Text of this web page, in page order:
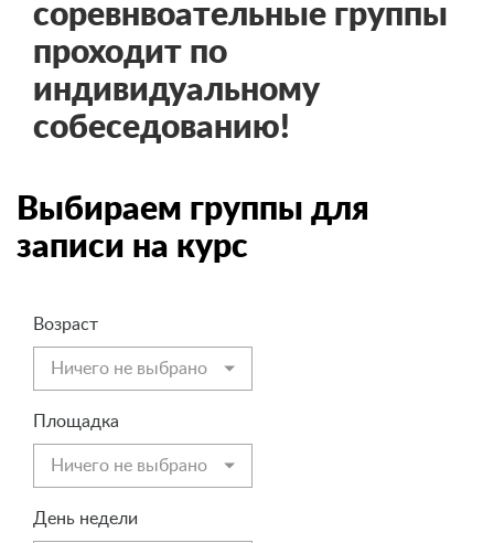
соревнвоательные группы
проходит по
индивидуальному
собеседованию!
Выбираем группы для
записи на курс
Возраст
Ничего не выбрано
Площадка
Ничего не выбрано
День недели